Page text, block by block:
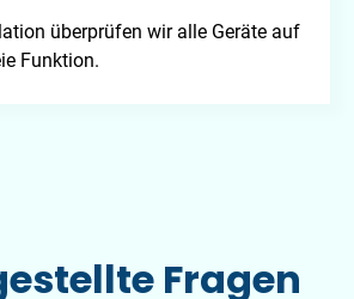
überprüfen wir alle Geräte auf
Funktion.
Fragen